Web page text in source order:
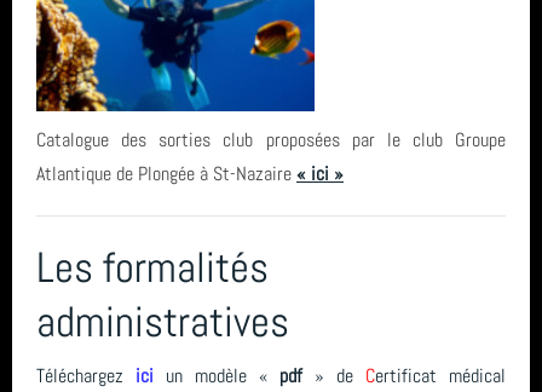
Catalogue des sorties club proposées par le club Groupe
Atlantique de Plongée à St-Nazaire« ici »
Les formalités
administratives
Téléchargez ici un modèle « pdf » de Certificat médical